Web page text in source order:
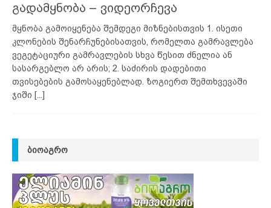
გადამყნობა – ვიდეორჩევა
მყნობა გამოიყენება შემდეგი მიზნებისთვის 1. ისეთი
კლონების შენარჩუნებისათვის, რომელთა გამრავლება
ვეგეტაციური გამრავლების სხვა წესით ძნელია ან
სასარგებლო არ არის; 2. საძირის დადებითი
თვისებების გამოსაყენებლად. ზოგიერთ შემთხვევაში
ჯიში [...]
ᲑᲘᲝᲐᲒᲠᲝ